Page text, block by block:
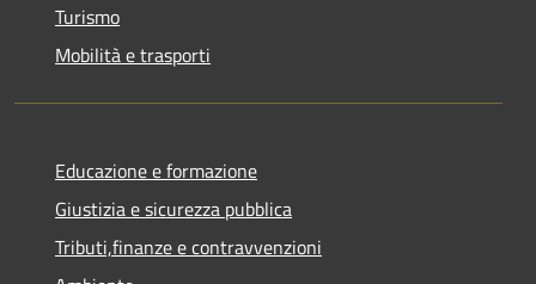
Turismo
Mobilità e trasporti
Educazione e formazione
Giustizia e sicurezza pubblica
Tributi,finanze e contravvenzioni